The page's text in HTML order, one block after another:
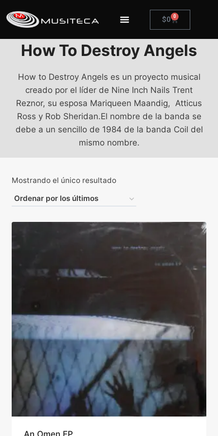
$0 0
How To Destroy Angels
How to Destroy Angels es un proyecto musical
creado por el líder de Nine Inch Nails Trent
Reznor, su esposa Mariqueen Maandig, ​ Atticus
Ross​ y Rob Sheridan.​El nombre de la banda se
debe a un sencillo de 1984 de la banda Coil del
mismo nombre.
Mostrando el único resultado
An Omen EP